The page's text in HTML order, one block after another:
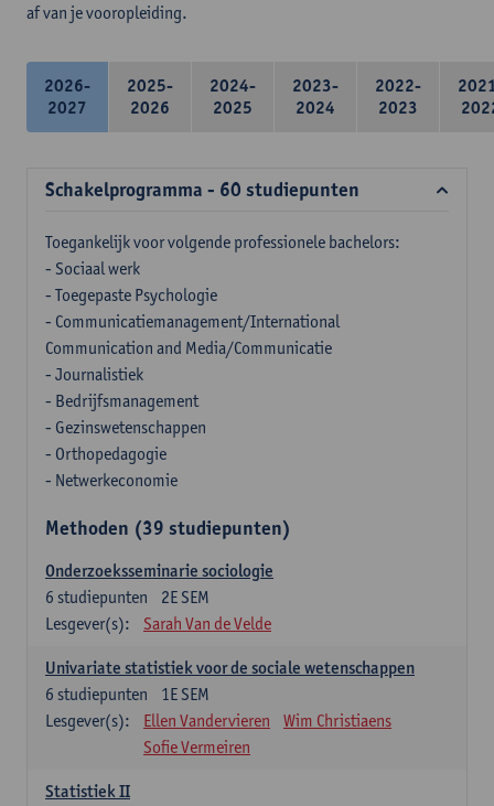
af van je vooropleiding.
2026-
2027
2025-
2026
2024-
2025
2023-
2024
2022-
2023
Schakelprogramma - 60 studiepunten
Toegankelijk voor volgende professionele bachelors:
- Sociaal werk
- Toegepaste Psychologie
- Communicatiemanagement/International
Communication and Media/Communicatie
- Journalistiek
- Bedrijfsmanagement
- Gezinswetenschappen
- Orthopedagogie
- Netwerkeconomie
Methoden (39 studiepunten)
Onderzoeksseminarie sociologie
2E SEM
6 studiepunten
Lesgever(s):
Sarah Van de Velde
Univariate statistiek voor de sociale wetenschappen
1E SEM
6 studiepunten
Lesgever(s):
Ellen Vandervieren
Wim Christiaens
Sofie Vermeiren
Statistiek II